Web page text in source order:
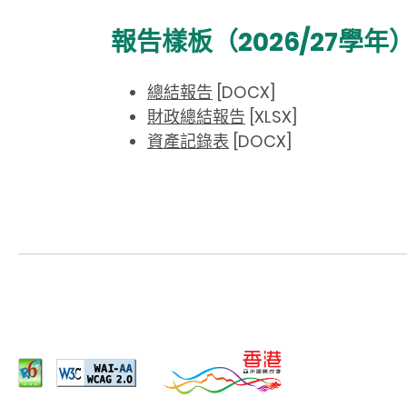
報告樣板（2026/27學年
總結報告 [DOCX]
財政總結報告 [XLSX]
資產記錄表 [DOCX]